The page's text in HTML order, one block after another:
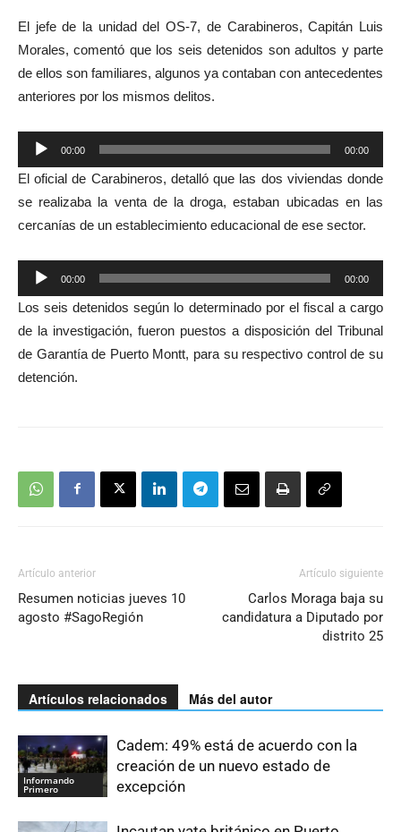
El jefe de la unidad del OS-7, de Carabineros, Capitán Luis
Morales, comentó que los seis detenidos son adultos y parte
de ellos son familiares, algunos ya contaban con antecedentes
anteriores por los mismos delitos.
Reproductor
de
audio
00:00 00:00
El oficial de Carabineros, detalló que las dos viviendas donde
se realizaba la venta de la droga, estaban ubicadas en las
cercanías de un establecimiento educacional de ese sector.
Reproductor
de
audio
00:00 00:00
Los seis detenidos según lo determinado por el fiscal a cargo
de la investigación, fueron puestos a disposición del Tribunal
de Garantía de Puerto Montt, para su respectivo control de su
detención.
Artículo anterior
Resumen noticias jueves 10
agosto #SagoRegión
Artículo siguiente
Carlos Moraga baja su
candidatura a Diputado por
distrito 25
Artículos relacionados Más del autor
Informando
Primero
Cadem: 49% está de acuerdo con la
creación de un nuevo estado de
excepción